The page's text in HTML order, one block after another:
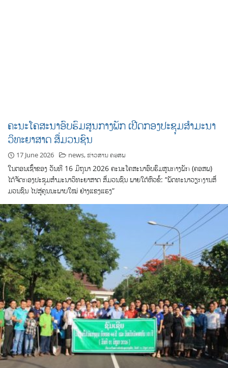
ຄະນະໂຄສະນາອົບຮົມສູນກາງພັກ ເປີດກອງປະຊຸມສຳມະນາ
ວິທະຍາສາດ ສຶ່ມວນຊົນ
17 June 2026 news,ຂ່າວສານ ຄອສພ
ໃນຕອນເຊົ້າຂອງ ວັນທີ 16 ມິຖຸນາ 2026 ຄະນະໂຄສະນາອົບຮົມສູນກາງພັກ (ຄອສພ)
ໄດ້ຈັດກອງປະຊຸມສຳມະນາວິທະຍາສາດ ສຶ່ມວນຊົນ ພາຍໃຕ້ຫົວຂໍ້: “ພັດທະນາວຽກງານສຶ່
ມວນຊົນ ໄປສູ່ຄຸນນະພາບໃໝ່ ຢ່າງແຂງແຮງ”